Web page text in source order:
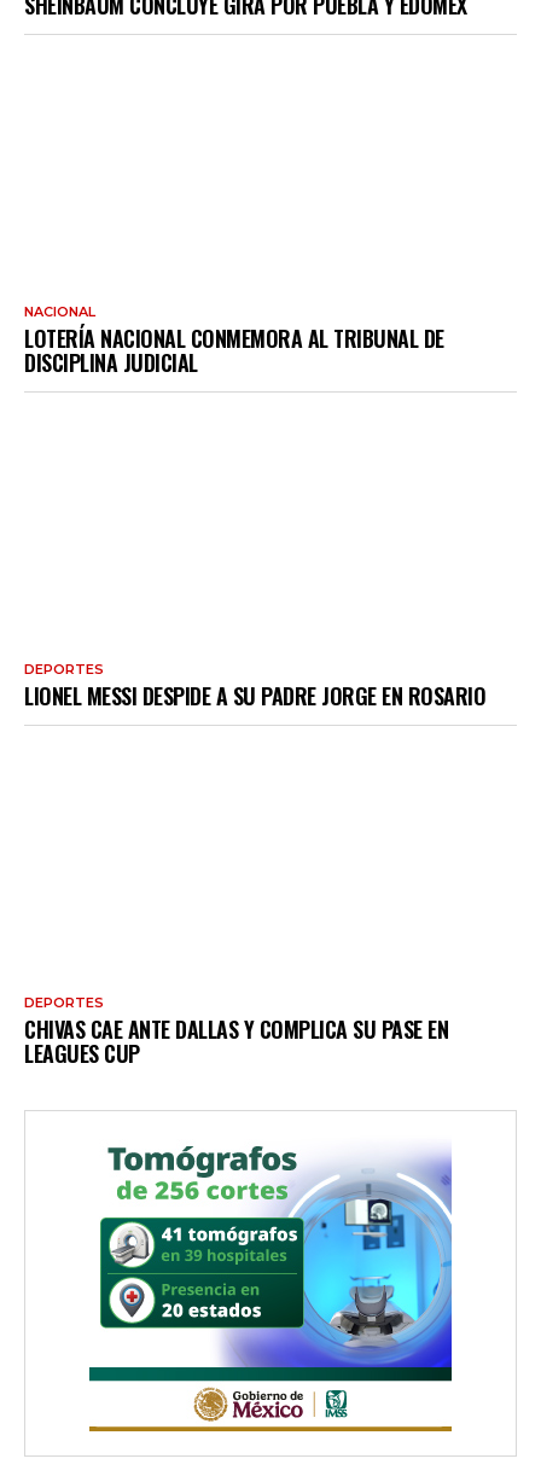
NACIONAL
LOTERÍA NACIONAL CONMEMORA AL TRIBUNAL DE
DISCIPLINA JUDICIAL
DEPORTES
LIONEL MESSI DESPIDE A SU PADRE JORGE EN ROSARIO
DEPORTES
CHIVAS CAE ANTE DALLAS Y COMPLICA SU PASE EN
LEAGUES CUP